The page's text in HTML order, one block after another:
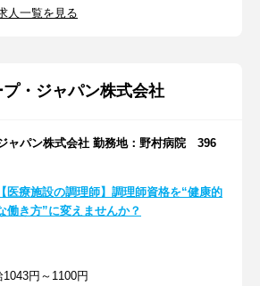
人一覧を見る
・ジャパン株式会社
ャパン株式会社 勤務地：野村病院 396
【医療施設の調理師】調理師資格を“健康的
働き方”に変えませんか？
1043円～1100円